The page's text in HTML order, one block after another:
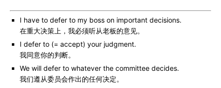
I have to defer to my boss on important decisions.
在重大决策上，我必须听从老板的意见。
I defer to (= accept) your judgment.
我同意你的判断。
We will defer to whatever the committee decides.
我们遵从委员会作出的任何决定。